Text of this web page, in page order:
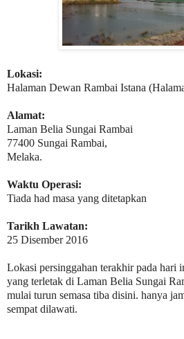
Lokasi:
Halaman Dewan Rambai Istana
Alamat:
Laman Belia Sungai Rambai
77400 Sungai Rambai,
Melaka.
Waktu Operasi:
Tiada had masa yang ditetapkan
Tarikh Lawatan:
25 Disember 2016
Lokasi persinggahan terakhir pada hari
yang terletak di Laman Belia Sungai
mulai turun semasa tiba disini. hanya
sempat dilawati.